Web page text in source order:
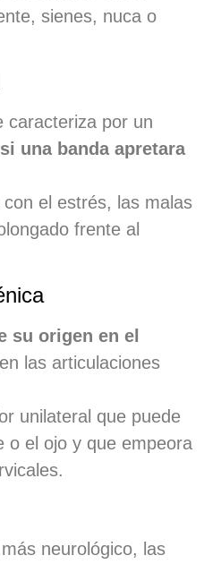
sienes, nuca o
caracteriza por un
una banda apretara
el estrés, las malas
frente al
su origen en el
las articulaciones
unilateral que puede
o el ojo y que empeora
neurológico, las